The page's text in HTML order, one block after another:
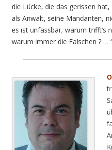
die Lücke, die das gerissen
als Anwalt, seine Mandanten,
es ist unfassbar, warum trifft’s
warum immer die Falschen ? …